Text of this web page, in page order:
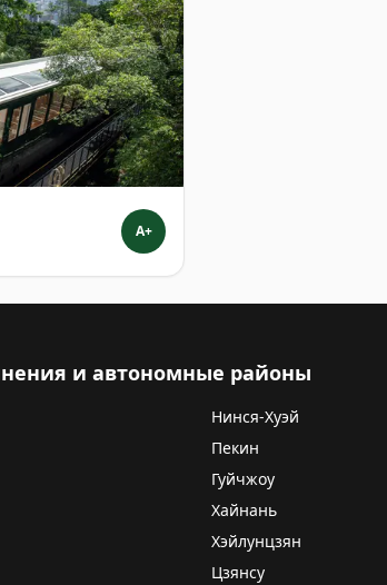
A+
и автономные районы
Нинся-Хуэй
Пекин
Гуйчжоу
Хайнань
Хэйлунцзян
Цзянсу